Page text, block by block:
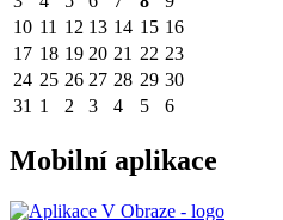
10 11 12 13 14 15 16
17 18 19 20 21 22 23
24 25 26 27 28 29 30
31 1 2 3 4 5 6
Mobilní aplikace